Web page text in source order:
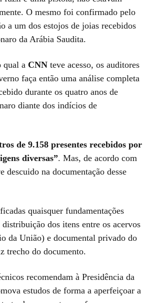
O mesmo foi confirmado pelo
a um dos estojos de joias recebidos
da Arábia Saudita.
qual a CNN teve acesso, os auditores
faça então uma análise completa
durante os quatro anos de
diante dos indícios de
de 9.158 presentes recebidos por
diversas”. Mas, de acordo com
descuido na documentação desse
quaisquer fundamentações
dos itens entre os acervos
da União) e documental privado do
trecho do documento.
recomendam à Presidência da
estudos de forma a aperfeiçoar a